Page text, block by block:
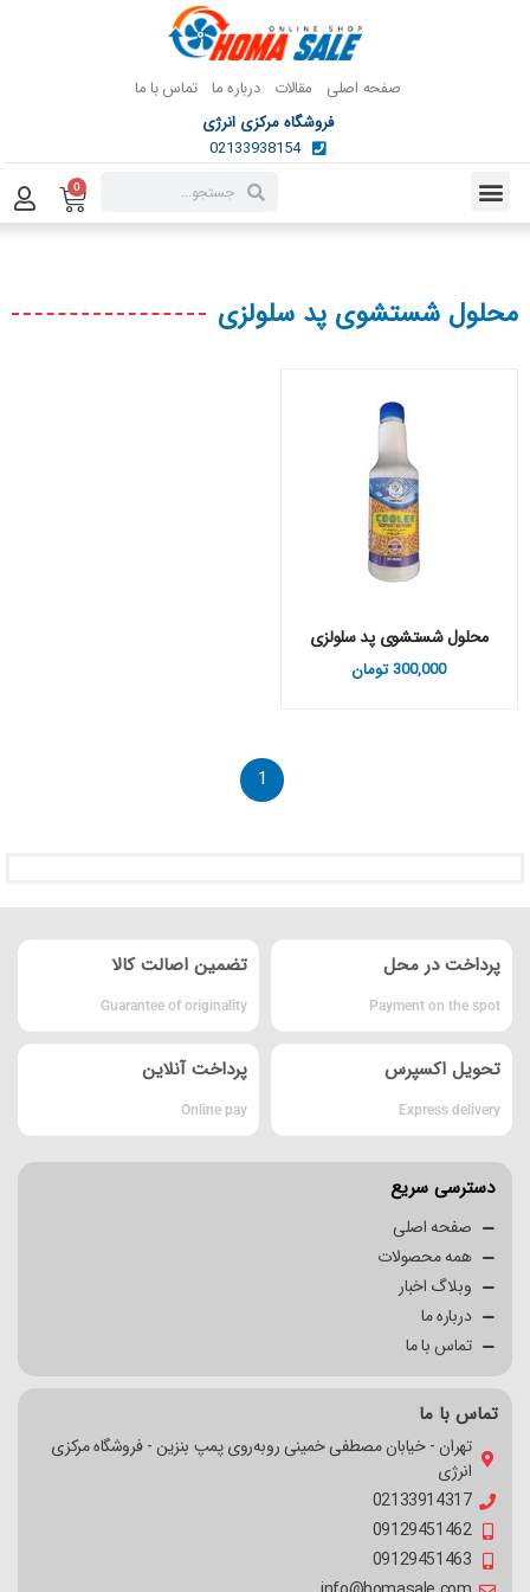
صفحه اصلی مقالات درباره ما تماس با ما
فروشگاه مرکزی انرژی
02133938154
0
محلول شستشوی پد سلولزی
محلول شستشوی پد سلولزی
300,000 تومان
1
پرداخت در محل
Payment on the spot
تضمین اصالت کالا
Guarantee of originality
تحویل اکسپرس
Express delivery
پرداخت آنلاین
Online pay
دسترسی سریع
صفحه اصلی
همه محصولات
وبلاگ اخبار
درباره ما
تماس با ما
تماس با ما
تهران - خیابان مصطفی خمینی روبه‌روی پمپ بنزین - فروشگاه مرکزی
انرژی
02133914317
09129451462
09129451463